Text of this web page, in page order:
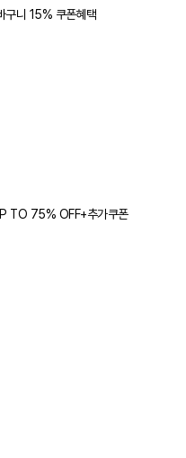
구니 15% 쿠폰혜택
TO 75% OFF+추가쿠폰